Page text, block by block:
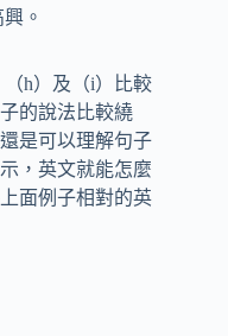
。
（h）及（i）比較
的說法比較繞
是可以理解句子
，英文就能怎麼
面例子相對的英